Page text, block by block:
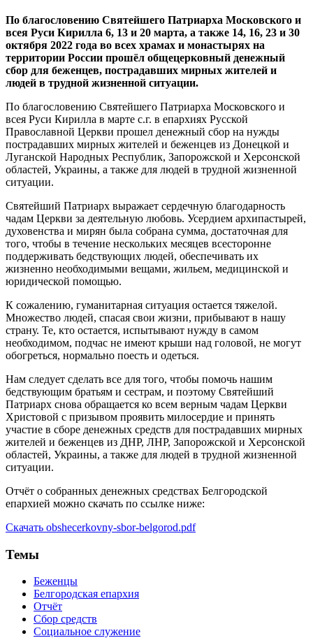
По благословению Святейшего Патриарха Московского и
всея Руси Кирилла 6, 13 и 20 марта, а также 14, 16, 23 и 30
октября 2022 года во всех храмах и монастырях на
территории России прошёл общецерковный денежный
сбор для беженцев, пострадавших мирных жителей и
людей в трудной жизненной ситуации.
По благословению Святейшего Патриарха Московского и
всея Руси Кирилла в марте с.г. в епархиях Русской
Православной Церкви прошел денежный сбор на нужды
пострадавших мирных жителей и беженцев из Донецкой и
Луганской Народных Республик, Запорожской и Херсонской
областей, Украины, а также для людей в трудной жизненной
ситуации.
Святейший Патриарх выражает сердечную благодарность
чадам Церкви за деятельную любовь. Усердием архипастырей,
духовенства и мирян была собрана сумма, достаточная для
того, чтобы в течение нескольких месяцев всесторонне
поддерживать бедствующих людей, обеспечивать их
жизненно необходимыми вещами, жильем, медицинской и
юридической помощью.
К сожалению, гуманитарная ситуация остается тяжелой.
Множество людей, спасая свои жизни, прибывают в нашу
страну. Те, кто остается, испытывают нужду в самом
необходимом, подчас не имеют крыши над головой, не могут
обогреться, нормально поесть и одеться.
Нам следует сделать все для того, чтобы помочь нашим
бедствующим братьям и сестрам, и поэтому Святейший
Патриарх снова обращается ко всем верным чадам Церкви
Христовой с призывом проявить милосердие и принять
участие в сборе денежных средств для пострадавших мирных
жителей и беженцев из ДНР, ЛНР, Запорожской и Херсонской
областей, Украины, а также для людей в трудной жизненной
ситуации.
Отчёт о собранных денежных средствах Белгородской
епархией можно скачать по ссылке ниже:
Скачать obshecerkovny-sbor-belgorod.pdf
Темы
Беженцы
Белгородская епархия
Отчёт
Сбор средств
Социальное служение